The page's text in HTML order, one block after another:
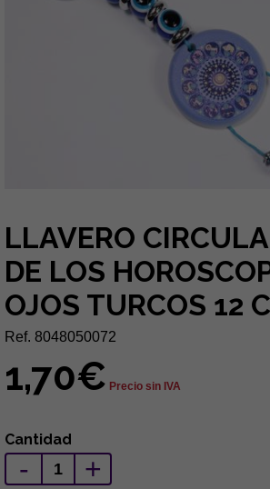
LLAVERO
DE LOS
OJOS TURCOS 12
Ref. 8048050072
1,70€ Precio sin IVA
Cantidad
- +